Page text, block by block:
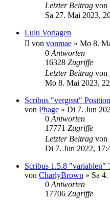
Letzter Beitrag von
Sa 27. Mai 2023,
Lulu Vorlagen
von vonmae » Mo 8.
0 Antworten
16328 Zugriffe
Letzter Beitrag von
Mo 8. Mai 2023,
Scribus "vergisst"
von Phage » Di 7. Jun
0 Antworten
17771 Zugriffe
Letzter Beitrag von
Di 7. Jun 2022,
Scribus 1.5.8 "variablen"
von CharlyBrown » Sa
0 Antworten
17706 Zugriffe